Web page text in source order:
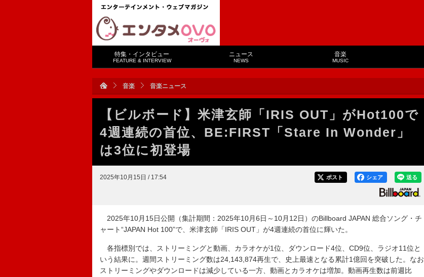
特集・インタビュー
FEATURE & INTERVIEW
ニュース
NEWS
音楽
MUSIC
音楽 音楽ニュース
【ビルボード】米津玄師「IRIS OUT」がHot100で
4週連続の首位、BE:FIRST「Stare In Wonder」
は3位に初登場
2025年10月15日 / 17:54 送る
シェア
ポスト
2025年10月15日公開（集計期間：2025年10月6日～10月12日）のBillboard JAPAN 総合ソング・チ
ャート“JAPAN Hot 100”で、米津玄師「IRIS OUT」が4週連続の首位に輝いた。
各指標別では、ストリーミングと動画、カラオケが1位、ダウンロード4位、CD9位、ラジオ11位と
いう結果に。週間ストリーミング数は24,143,874再生で、史上最速となる累計1億回を突破した。なお
ストリーミングやダウンロードは減少している一方、動画とカラオケは増加。動画再生数は前週比